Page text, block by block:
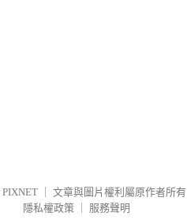
PIXNET
文章與圖片權利屬原作者所有
隱私權政策
服務聲明